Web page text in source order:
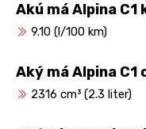
Akú má Alpina
9.10 (l/100 km)
Aký má Alpina
2316 cm³ (2.3 liter)